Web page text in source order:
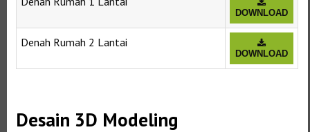
DOWNLOAD
Denah Rumah 2 Lantai
DOWNLOAD
Desain 3D Modeling